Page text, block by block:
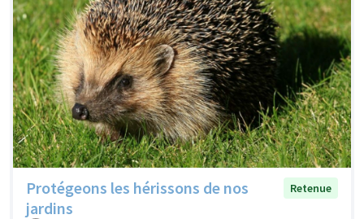
Protégeons les hérissons de nos
jardins
Retenue